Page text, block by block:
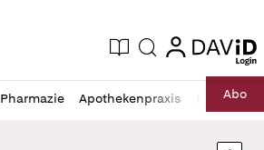
Zeitung
Aktuelle Ausgabe
Suche login
login
Pharmazie Apothekenpraxis RechtAbo